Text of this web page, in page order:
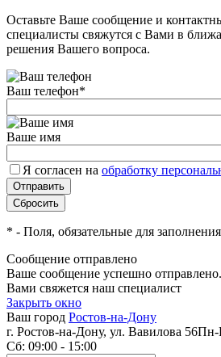
Оставьте Ваше сообщение и
специалисты свяжутся с Вами в
решения Вашего вопроса.
Ваш телефон*
Ваше имя
Я согласен на обработку
* - Поля, обязательные для заполнения
Сообщение отправлено
Ваше сообщение успешно
Вами свяжется наш специалист
Закрыть окно
Ваш город Ростов-на-Дону
г. Ростов-на-Дону, ул. Вавилова 56Пн-
Сб: 09:00 - 15:00